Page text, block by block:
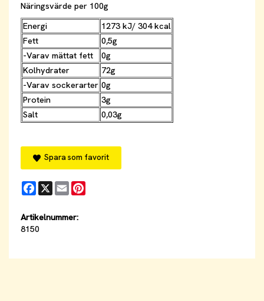
Näringsvärde per 100g
Energi
1273 kJ/ 304 kcal
Fett
0,5g
-Varav mättat fett
0g
Kolhydrater
72g
-Varav sockerarter 0g
Protein
3g
Salt
0,03g
Spara som favorit
Facebook
X Email
Artikelnummer:
8150